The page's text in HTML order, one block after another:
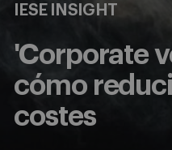
IESE INSIGHT
'Corporate
cómo
costes